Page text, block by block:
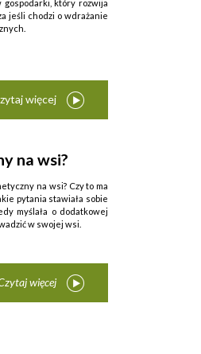
który rozwija
jeśli chodzi o wdrażanie
...
więcej
na wsi?
na wsi? Czy to ma
py­tania stawiała sobie
myślała o dodatkowej
w swojej wsi.
więcej